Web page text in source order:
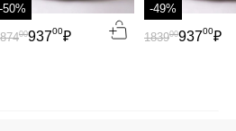
-50%
93700₽
00
-49%
93700₽
183900